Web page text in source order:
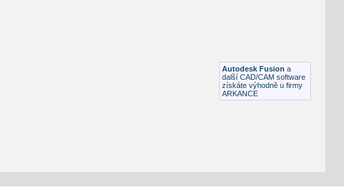
Plastové součásti
Autodesk Fusion a
další CAD/CAM software
získáte výhodně u firmy
ARKANCE